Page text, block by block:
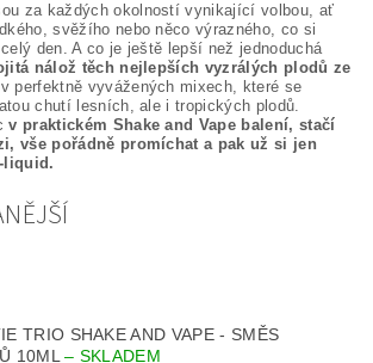
za každých okolností vynikající volbou, ať
svěžího nebo něco výrazného, co si
den. A co je ještě lepší než jednoduchá
nálož těch nejlepších vyzrálých plodů ze
perfektně vyvážených mixech, které se
chutí lesních, ale i tropických plodů.
v praktickém Shake and Vape balení, stačí
vše pořádně promíchat a pak už si jen
liquid.
TRIO SHAKE AND VAPE - SMĚS
10ML– SKLADEM